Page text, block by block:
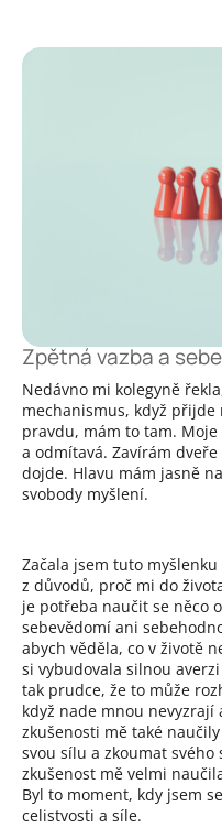
Zpětná vazba a
Nedávno mi kolegyně
mechanismus, když
pravdu, mám to tam.
a odmítavá. Zavírám
dojde. Hlavu mám jasně
svobody myšlení.
Začala jsem tuto
z důvodů, proč mi do
je potřeba naučit se něco
sebevědomí ani
abych věděla, co v životě
si vybudovala silnou
tak prudce, že to může
když nade mnou nevyzrají
zkušenosti mě také
svou sílu a zkoumat svého
zkušenost mě velmi
Byl to moment, kdy jsem
celistvosti a síle.